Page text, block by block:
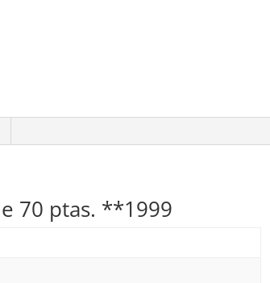
70 ptas. **1999